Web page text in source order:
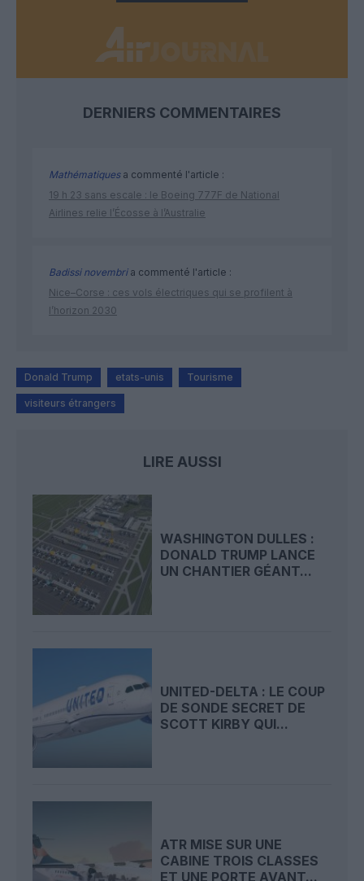
DERNIERS COMMENTAIRES
Mathématiquesa commenté l'article :
19 h 23 sans escale : le Boeing 777F de National
Airlines relie l’Écosse à l’Australie
Badissi novembria commenté l'article :
Nice–Corse : ces vols électriques qui se profilent à
l’horizon 2030
Donald Trump etats-unis Tourisme
visiteurs étrangers
LIRE AUSSI
WASHINGTON DULLES :
DONALD TRUMP LANCE
UN CHANTIER GÉANT...
UNITED-DELTA : LE COUP
DE SONDE SECRET DE
SCOTT KIRBY QUI...
ATR MISE SUR UNE
CABINE TROIS CLASSES
ET UNE PORTE AVANT...